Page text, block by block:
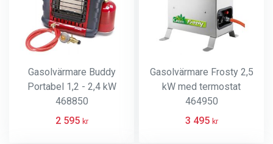
Gasolvärmare Buddy
Portabel 1,2 - 2,4 kW
468850
2 595 kr
Gasolvärmare Frosty 2,5
kW med termostat
464950
3 495 kr